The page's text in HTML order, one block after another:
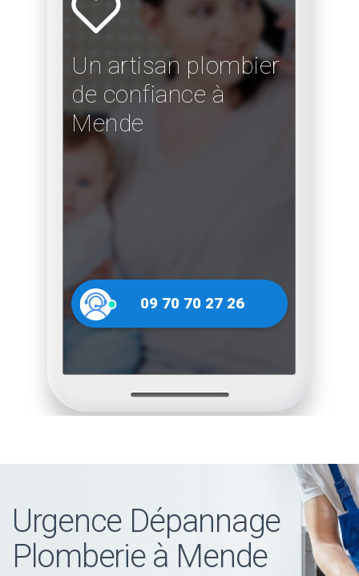
Un artisan plombier
de confiance à
Mende
09 70 70 27 26
Urgence Dépannage
Plomberie à Mende